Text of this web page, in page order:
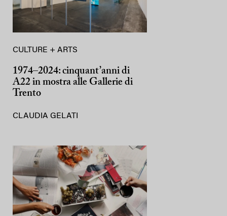
CULTURE + ARTS
1974–2024: cinquant’anni di
A22 in mostra alle Gallerie di
Trento
CLAUDIA GELATI